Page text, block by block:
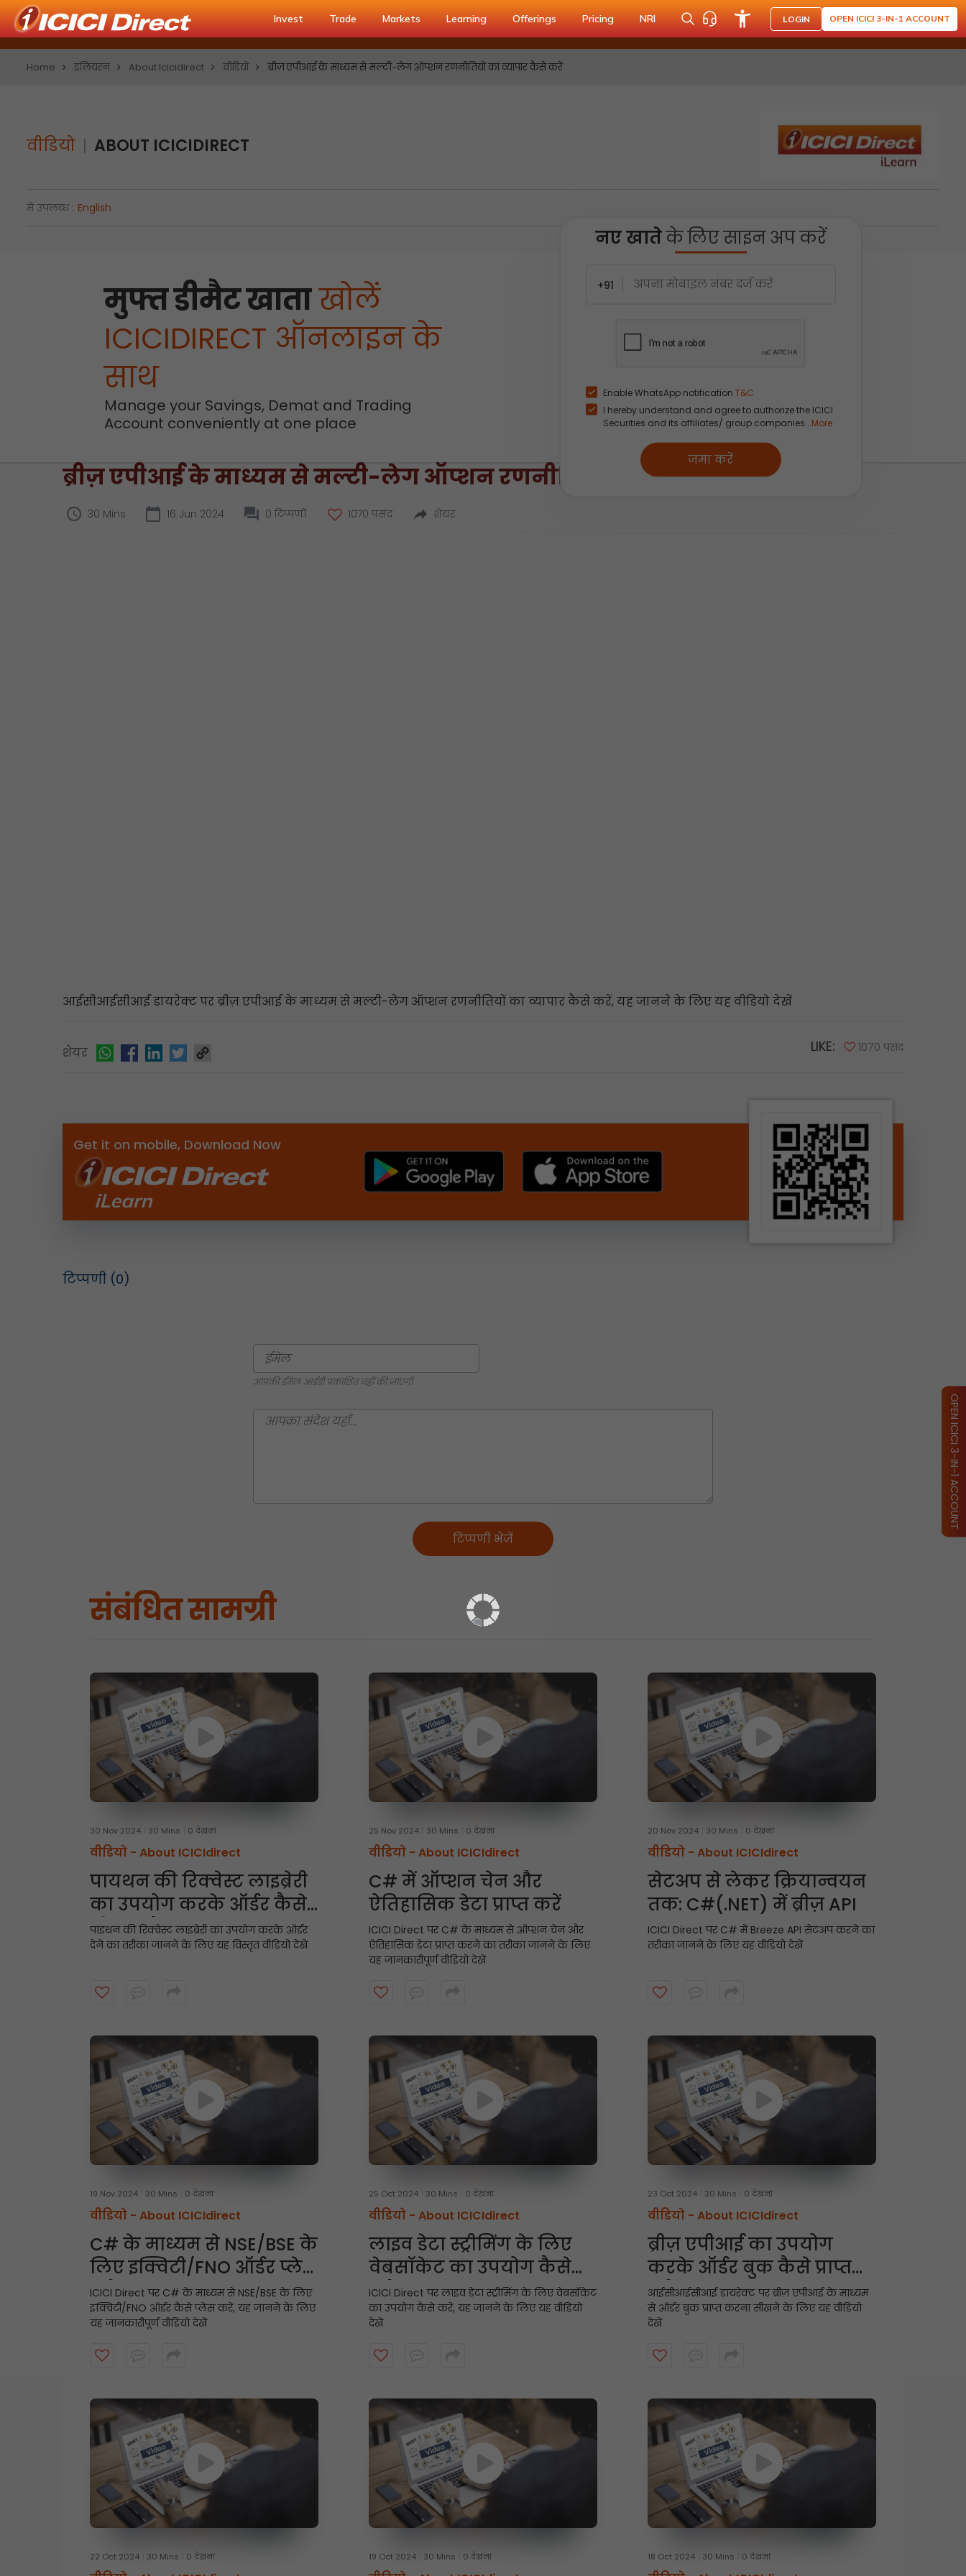
Invest Trade Markets Learning Offerings Pricing NRI LOGIN OPEN ICICI 3-IN-1 ACCOUNT
Home इलियरन About Icicidirect वीडियो ब्रीज़ एपीआई के माध्यम से मल्टी-लेग ऑप्शन रणनीतियों का व्यापार कैसे करें
वीडियो ABOUT ICICIDIRECT
में उपलब्ध : English
मुफ्त डीमैट खाताखोलें
ICICIDIRECT ऑनलाइन के
साथ
Manage your Savings, Demat and Trading
Account conveniently at one place
नए खातेके लिए साइन अप करें
+91
Enable WhatsApp notification T&C
I hereby understand and agree to authorize the ICICI
Securities and its affiliates/ group companies... More
जमा करें
ब्रीज़ एपीआई के माध्यम से मल्टी-लेग ऑप्शन रणनीतियों का व्यापार कैसे करें
30 Mins 16 Jun 2024 0 टिप्पणी 1070 पसंद शेयर
आईसीआईसीआई डायरेक्ट पर ब्रीज़ एपीआई के माध्यम से मल्टी-लेग ऑप्शन रणनीतियों का व्यापार कैसे करें, यह जानने के लिए यह वीडियो देखें
शेयर LIKE: 1070 पसंद
Get it on mobile, Download Now
टिप्पणी (0)
आपकी ईमेल आईडी प्रकाशित नहीं की जाएगी
टिप्पणी भेजें
संबंधित सामग्री
30 Nov 2024 30 Mins 0 देखना
वीडियो - About ICICIdirect
पायथन की रिक्वेस्ट लाइब्रेरी
का उपयोग करके ऑर्डर कैसे
प्लेस करें
पाइथन की रिक्वेस्ट लाइब्रेरी का उपयोग करके ऑर्डर
देने का तरीका जानने के लिए यह विस्तृत वीडियो देखें
25 Nov 2024 30 Mins 0 देखना
वीडियो - About ICICIdirect
C# में ऑप्शन चेन और
ऐतिहासिक डेटा प्राप्त करें
ICICI Direct पर C# के माध्यम से ऑप्शन चेन और
ऐतिहासिक डेटा प्राप्त करने का तरीका जानने के लिए
यह जानकारीपूर्ण वीडियो देखें
20 Nov 2024 30 Mins 0 देखना
वीडियो - About ICICIdirect
सेटअप से लेकर क्रियान्वयन
तक: C#(.NET) में ब्रीज़ API
ICICI Direct पर C# में Breeze API सेटअप करने का
तरीका जानने के लिए यह वीडियो देखें
19 Nov 2024 30 Mins 0 देखना
वीडियो - About ICICIdirect
C# के माध्यम से NSE/BSE के
लिए इक्विटी/FNO ऑर्डर प्लेस
करें
ICICI Direct पर C# के माध्यम से NSE/BSE के लिए
इक्विटी/FNO ऑर्डर कैसे प्लेस करें, यह जानने के लिए
यह जानकारीपूर्ण वीडियो देखें
25 Oct 2024 30 Mins 0 देखना
वीडियो - About ICICIdirect
लाइव डेटा स्ट्रीमिंग के लिए
वेबसॉकेट का उपयोग कैसे
करें?
ICICI Direct पर लाइव डेटा स्ट्रीमिंग के लिए वेबसॉकेट
का उपयोग कैसे करें, यह जानने के लिए यह वीडियो
देखें
23 Oct 2024 30 Mins 0 देखना
वीडियो - About ICICIdirect
ब्रीज़ एपीआई का उपयोग
करके ऑर्डर बुक कैसे प्राप्त
करें?
आईसीआईसीआई डायरेक्ट पर ब्रीज़ एपीआई के माध्यम
से ऑर्डर बुक प्राप्त करना सीखने के लिए यह वीडियो
देखें
22 Oct 2024 30 Mins 0 देखना 19 Oct 2024 30 Mins 0 देखना 18 Oct 2024 30 Mins 0 देखना
OPEN ICICI 3-IN-1 ACCOUNT